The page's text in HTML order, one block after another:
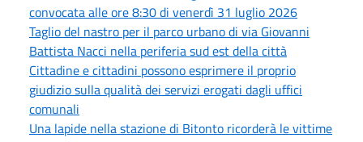
convocata alle ore 8:30 di venerdì 31 luglio 2026
Taglio del nastro per il parco urbano di via Giovanni
Battista Nacci nella periferia sud est della città
Cittadine e cittadini possono esprimere il proprio
giudizio sulla qualità dei servizi erogati dagli uffici
comunali
Una lapide nella stazione di Bitonto ricorderà le vittime